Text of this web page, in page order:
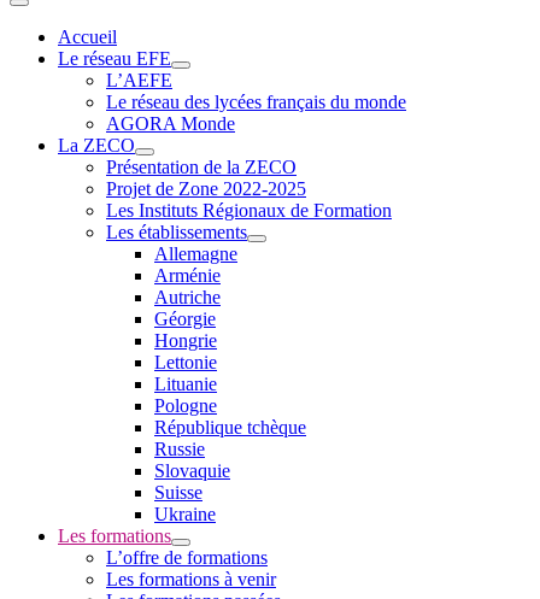
Toggle
NavigationAccueil
Le réseau EFE
L’AEFE
Le réseau des lycées français du monde
AGORA Monde
La ZECO
Présentation de la ZECO
Projet de Zone 2022-2025
Les Instituts Régionaux de Formation
Les établissements
Allemagne
Arménie
Autriche
Géorgie
Hongrie
Lettonie
Lituanie
Pologne
République tchèque
Russie
Slovaquie
Suisse
Ukraine
Les formations
L’offre de formations
Les formations à venir